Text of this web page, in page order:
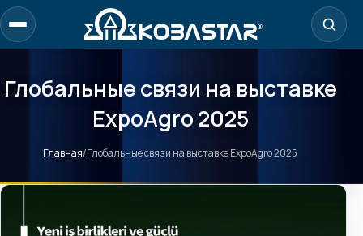
Перейти
к
содержанию
Глобальные связи на выставке
ExpoAgro 2025
Главная/Глобальные связи на выставке ExpoAgro 2025